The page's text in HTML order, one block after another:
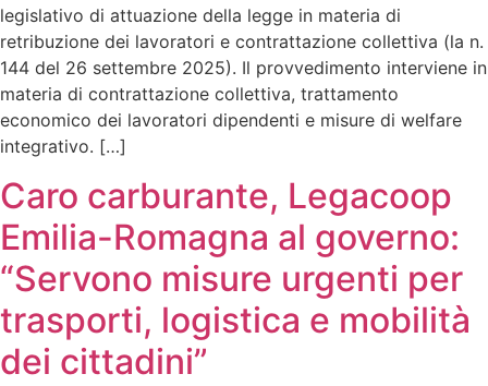
legislativo di attuazione della legge in materia di
retribuzione dei lavoratori e contrattazione collettiva (la n.
144 del 26 settembre 2025). Il provvedimento interviene in
materia di contrattazione collettiva, trattamento
economico dei lavoratori dipendenti e misure di welfare
integrativo. […]
Caro carburante, Legacoop
Emilia-Romagna al governo:
“Servono misure urgenti per
trasporti, logistica e mobilità
dei cittadini”